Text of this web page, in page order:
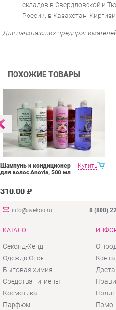
складов в Свердловской и
России, в Казахстан,
Для начинающих
ПОХОЖИЕ ТОВАРЫ
Купить
Шампунь и кондиционер
для волос Anovia, 500 мл
310.00 ₽
info@avekoo.ru 8 (800)
КАТАЛОГ
Секонд-Хенд
Одежда Сток
Бытовая химия
Средства гигиены
Косметика
Парфюм
О